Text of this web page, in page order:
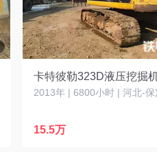
卡特彼勒323D液压挖掘
2013年 | 6800小时 | 河北-保
15.5万